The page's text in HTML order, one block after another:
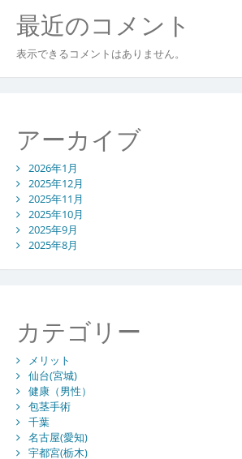
美
容
の
新
最近のコメント
表示できるコメントはありません。
アーカイブ
2026年1月
2025年12月
2025年11月
2025年10月
2025年9月
2025年8月
カテゴリー
メリット
仙台(宮城)
健康（男性）
包茎手術
千葉
名古屋(愛知)
宇都宮(栃木)